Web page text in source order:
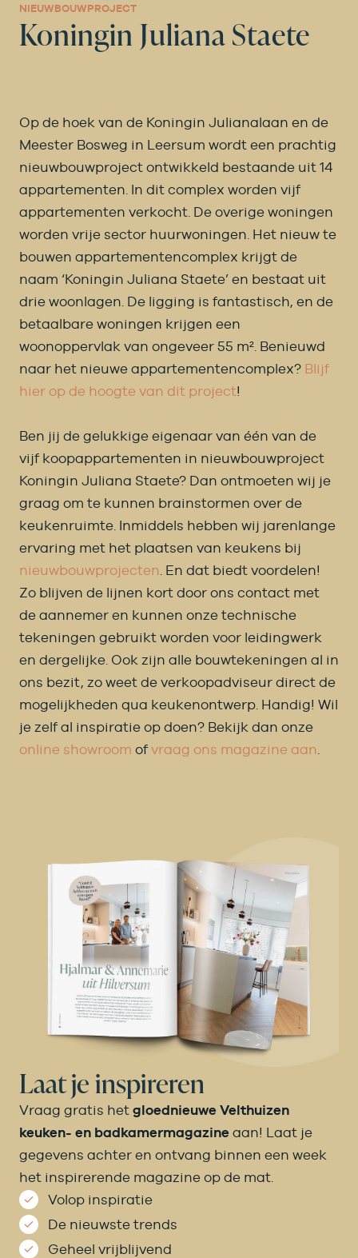
NIEUWBOUWPROJECT
Koningin Juliana Staete
Op de hoek van de Koningin Julianalaan en de
Meester Bosweg in Leersum wordt een prachtig
nieuwbouwproject ontwikkeld bestaande uit 14
appartementen. In dit complex worden vijf
appartementen verkocht. De overige woningen
worden vrije sector huurwoningen. Het nieuw te
bouwen appartementencomplex krijgt de
naam ‘Koningin Juliana Staete’ en bestaat uit
drie woonlagen. De ligging is fantastisch, en de
betaalbare woningen krijgen een
woonoppervlak van ongeveer 55 m². Benieuwd
naar het nieuwe appartementencomplex? Blijf
hier op de hoogte van dit project!
Ben jij de gelukkige eigenaar van één van de
vijf koopappartementen in nieuwbouwproject
Koningin Juliana Staete? Dan ontmoeten wij je
graag om te kunnen brainstormen over de
keukenruimte. Inmiddels hebben wij jarenlange
ervaring met het plaatsen van keukens bij
nieuwbouwprojecten . En dat biedt voordelen!
Zo blijven de lijnen kort door ons contact met
de aannemer en kunnen onze technische
tekeningen gebruikt worden voor leidingwerk
en dergelijke. Ook zijn alle bouwtekeningen al in
ons bezit, zo weet de verkoopadviseur direct de
mogelijkheden qua keukenontwerp. Handig! Wil
je zelf al inspiratie op doen? Bekijk dan onze
online showroom ofvraag ons magazine aan
Laat je inspireren
Vraag gratis het gloednieuwe Velthuizen
keuken- en badkamermagazine aan! Laat je
gegevens achter en ontvang binnen een week
het inspirerende magazine op de mat.
Volop inspiratie
De nieuwste trends
Geheel vrijblijvend